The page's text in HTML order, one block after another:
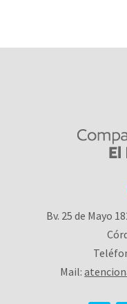
Bv. 25 de Mayo
Mail: